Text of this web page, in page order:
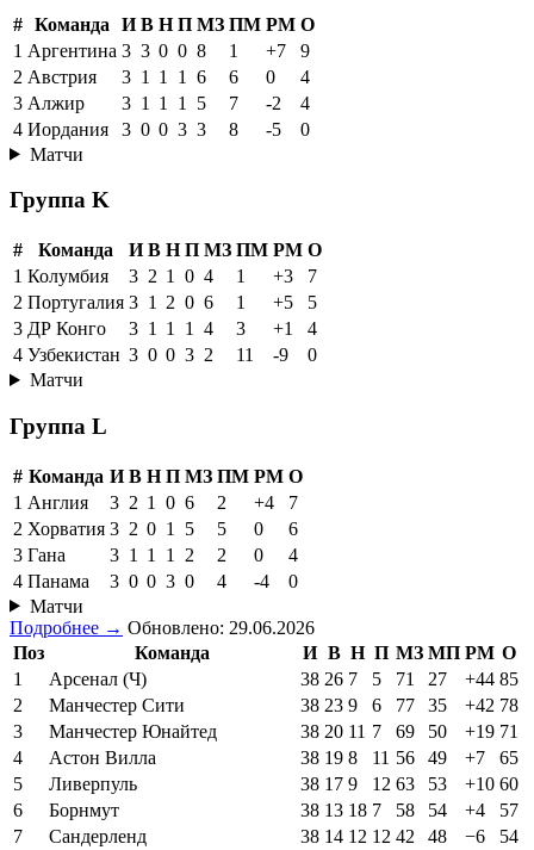
# Команда И В Н П МЗ ПМ РМ О
1 Аргентина 3 3 0 0 8 1 +7
9
2 Австрия 3 1 1 1 6 6 0
4
3 Алжир 3 1 1 1 5 7 -2
4
4 Иордания 3 0 0 3 3 8 -5
0
Матчи
Группа K
# Команда И В Н П МЗ ПМ РМ О
1 Колумбия 3 2 1 0 4 1 +3
7
2 Португалия 3 1 2 0 6 1 +5
5
3 ДР Конго 3 1 1 1 4 3 +1
4
4 Узбекистан 3 0 0 3 2 11 -9
0
Матчи
Группа L
# Команда И В Н П МЗ ПМ РМ О
1 Англия 3 2 1 0 6 2 +4
7
2 Хорватия 3 2 0 1 5 5 0
6
3 Гана 3 1 1 1 2 2 0
4
4 Панама 3 0 0 3 0 4 -4
0
Матчи
Подробнее → Обновлено: 29.06.2026
Поз
Команда И В Н П МЗ МП РМ О
1
Арсенал (Ч) 38 26 7 5 71 27 +44 85
2
Манчестер Сити 38 23 9 6 77 35 +42 78
3
Манчестер Юнайтед 38 20 11 7 69 50 +19 71
4
Астон Вилла 38 19 8 11 56 49 +7
65
5
Ливерпуль 38 17 9 12 63 53 +10 60
6
Борнмут 38 13 18 7 58 54 +4
57
7
Сандерленд 38 14 12 12 42 48 −6
54